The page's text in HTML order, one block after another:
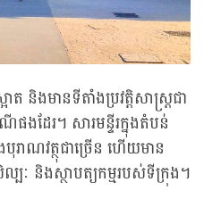
ត និងមានទីតាំងប្រវត្តិសាស្ត្រជា
ផងដែរ។ សារមន្ទីរក្នុងតំបន់
រាណវត្ថុជាច្រើន ហើយមាន
ល្បៈ និងស្ថាបត្យកម្មរបស់ទីក្រុង។